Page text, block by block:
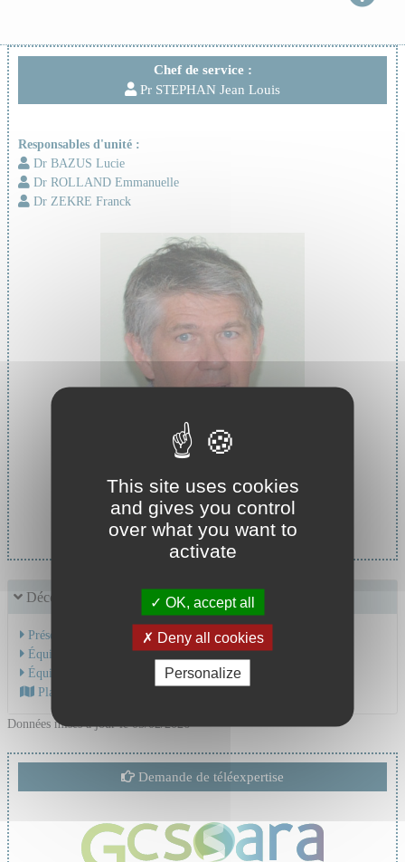
Chef de service :
Pr STEPHAN Jean Louis
Responsables d'unité :
Dr BAZUS Lucie
Dr ROLLAND Emmanuelle
Dr ZEKRE Franck
Chef de service :
Pr STEPHAN Jean Louis
Découvrir le service
Présentation de l'activité
Équipe Médicale
Équipe Soignante
Plan d'accès au CHU
Données mises à jour le 05/02/2026
Demande de téléexpertise
This site uses cookies
and gives you control
over what you want to
activate
OK, accept all
Deny all cookies
Personalize